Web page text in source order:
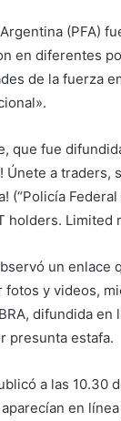
(PFA)
en diferentes
de la fuerza
que fue
a traders,
(“Policía
Limited
un enlace
y videos,
difundida
presunta estafa.
a las 10.30
en